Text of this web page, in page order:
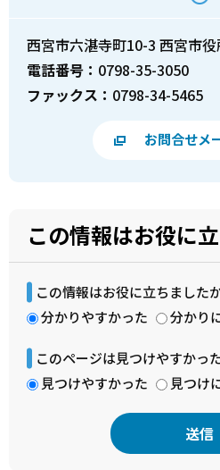
西宮市六湛寺町10-3 西宮市
電話番号： 0798-35-3050
ファックス： 0798-34-5465
お問合せメ
この情報はお役に
この情報はお役に立ちました
分かりやすかった
分かり
このページは見つけやすかっ
見つけやすかった
見つけ